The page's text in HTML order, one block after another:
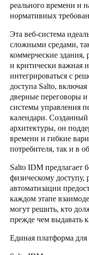
реального времени и
нормативных
Эта веб-система
сложными средами,
коммерческие здания,
и критически важная
интегрироваться с
доступа Salto,
дверные переговоры
системы управления
календари.
архитектуры, он
времени и гибкие
потребителя, так и в
Salto IDM предлагает
физическому
автоматизации
каждом этапе
могут решить, кто
прежде чем выдавать
Единая платформа